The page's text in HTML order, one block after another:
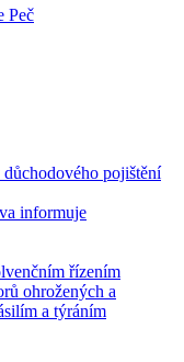
Peč
pojištění
informuje
řízením
ohrožených a
a týráním